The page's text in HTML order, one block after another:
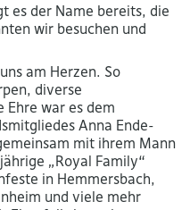
es der Name bereits, die
wir besuchen und
am Herzen. So
diverse
Ehre war es dem
Anna Ende-
mit ihrem Mann
„Royal Family“
in Hemmersbach,
und viele mehr